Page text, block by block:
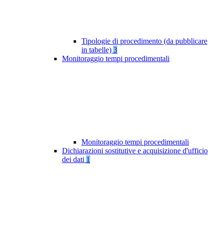
Tipologie di procedimento (da pubblicare
in tabelle) 3
Monitoraggio tempi procedimentali
Monitoraggio tempi procedimentali
Dichiarazioni sostitutive e acquisizione d'ufficio
dei dati 1